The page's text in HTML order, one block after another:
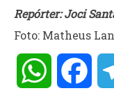
Repórter: Joci
Foto: Matheus
WhatsApp